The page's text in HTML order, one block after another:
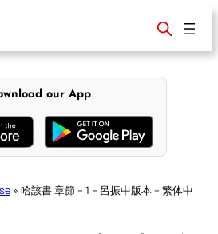
our App
» 哈該書 章節 – 1 – 呂振中版本 – 繁体中